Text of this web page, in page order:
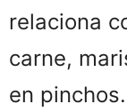
relaciona
carne,
en pinchos.